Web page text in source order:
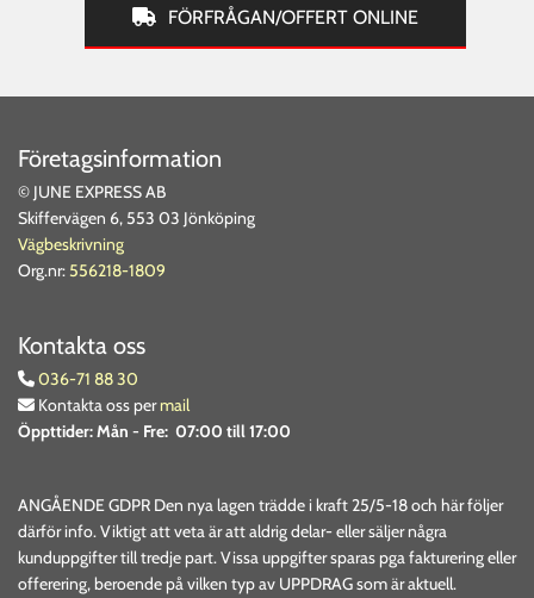
FÖRFRÅGAN/OFFERT ONLINE
Företagsinformation
© JUNE EXPRESS AB
Skiffervägen 6, 553 03 Jönköping
Vägbeskrivning
Org.nr: 556218-1809
Kontakta oss
 036-71 88 30
 Kontakta oss permail
Öppttider:Mån - Fre: 07:00 till 17:00
ANGÅENDE GDPR Den nya lagen trädde i kraft 25/5-18 och här följer
därför info. Viktigt att veta är att aldrig delar- eller säljer några
kunduppgifter till tredje part. Vissa uppgifter sparas pga fakturering eller
offerering, beroende på vilken typ av UPPDRAG som är aktuell.